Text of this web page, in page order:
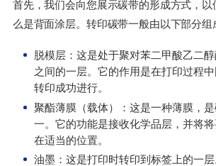
首先，我们会向您展示碳带的形成方式，
么是背面涂层。转印碳带一般由以下部分组
脱模层：这是处于聚对苯二甲酸乙二
之间的一层。它的作用是在打印过程
转印成功进行。
聚酯薄膜（载体）：这是一种薄膜，
一。它的功能是接收化学品层，并将
在适当的位置。
油墨：这是打印时转印到标签上的一